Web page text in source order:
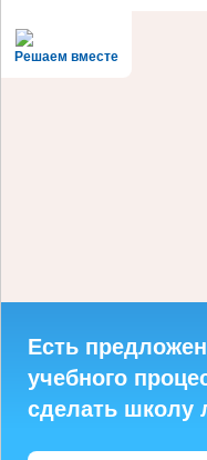
Решаем вместе
Есть
учебного
сделать школу